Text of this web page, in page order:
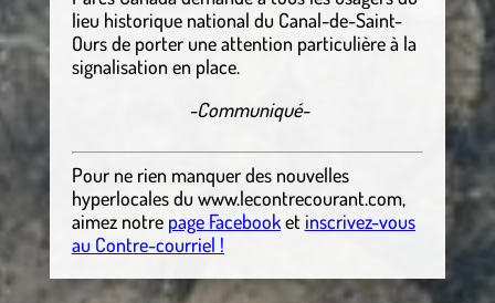
lieu historique national du Canal-de-Saint-
Ours de porter une attention particulière à la
signalisation en place.
-Communiqué-
Pour ne rien manquer des nouvelles
hyperlocalesdu www.lecontrecourant.com,
aimez notre page Facebooket inscrivez-vous
au Contre-courriel !